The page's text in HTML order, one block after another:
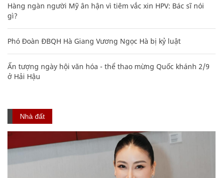
Hàng ngàn người Mỹ ân hận vì tiêm vắc xin HPV: Bác sĩ nói
gì?
Phó Đoàn ĐBQH Hà Giang Vương Ngọc Hà bị kỷ luật
Ấn tượng ngày hội văn hóa - thể thao mừng Quốc khánh 2/9
ở Hải Hậu
Nhà đất